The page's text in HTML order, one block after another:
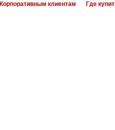
Корпоративным клиентам Где